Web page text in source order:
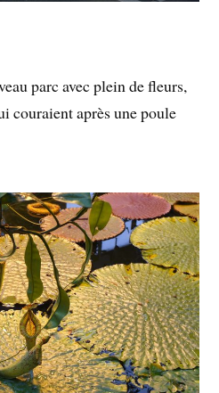
parc avec plein de fleurs,
couraient après une poule